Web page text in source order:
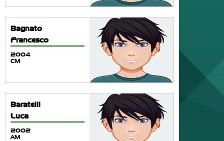
Bagnato
Francesco
2004
CM
Baratelli
Luca
2002
AM